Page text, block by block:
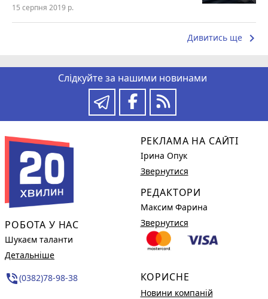
15 серпня 2019 р.
Дивитись ще keyboard_arrow_right
Слідкуйте за нашими новинами
РОБОТА У НАС
Шукаєм таланти
Детальніше
phone_in_talk(0382)78-98-38
РЕКЛАМА НА САЙТІ
Ірина Опук
Звернутися
РЕДАКТОРИ
Максим Фарина
Звернутися
КОРИСНЕ
Новини компаній